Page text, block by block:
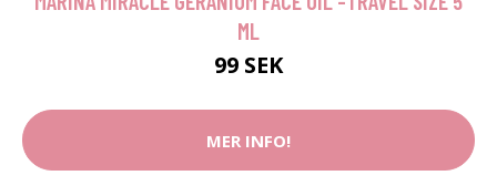
ML
99 SEK
MER INFO!